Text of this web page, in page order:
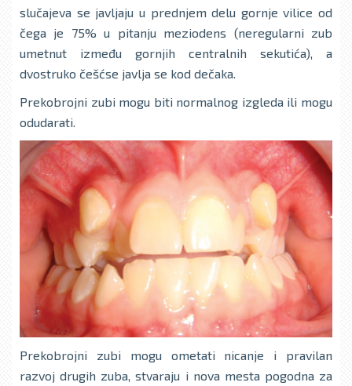
slučajeva se javljaju u prednjem delu gornje vilice od
čega je 75% u pitanju meziodens (neregularni zub
umetnut između gornjih centralnih sekutića), a
dvostruko češćse javlja se kod dečaka.
Prekobrojni zubi mogu biti normalnog izgleda ili mogu
odudarati.
Prekobrojni zubi mogu ometati nicanje i pravilan
razvoj drugih zuba, stvaraju i nova mesta pogodna za